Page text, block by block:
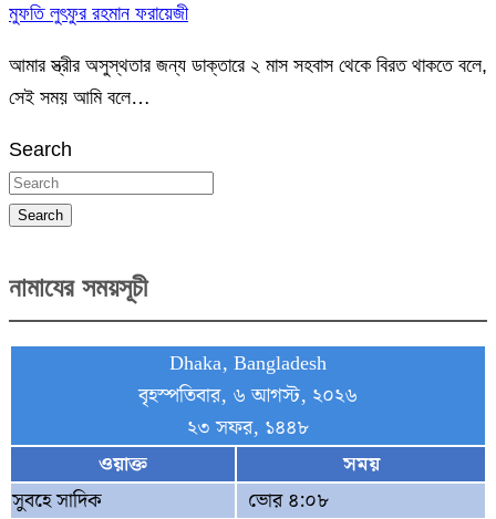
মুফতি লুৎফুর রহমান ফরায়েজী
আমার স্ত্রীর অসুস্থতার জন্য ডাক্তারে ২ মাস সহবাস থেকে বিরত থাকতে বলে,
সেই সময় আমি বলে…
Search
Search
নামাযের সময়সূচী
Dhaka, Bangladesh
বৃহস্পতিবার, ৬ আগস্ট, ২০২৬
২৩ সফর, ১৪৪৮
ওয়াক্ত
সময়
সুবহে সাদিক
ভোর ৪:০৮